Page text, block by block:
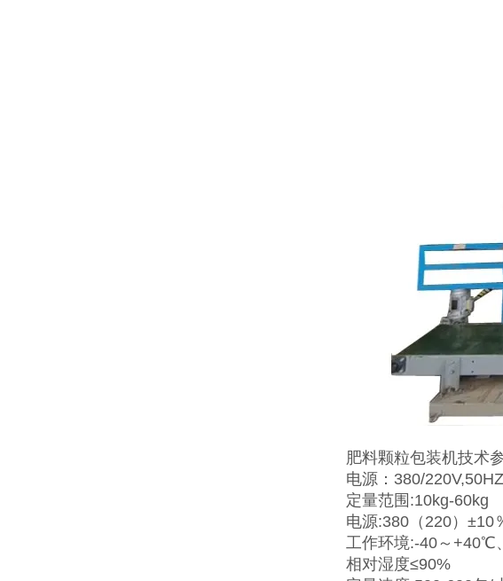
肥料颗粒包装机技术
电源：380/
定量范围:10kg-60kg
电源:380（220）±10
工作环境:-40～+40℃、
相对湿度≤90%